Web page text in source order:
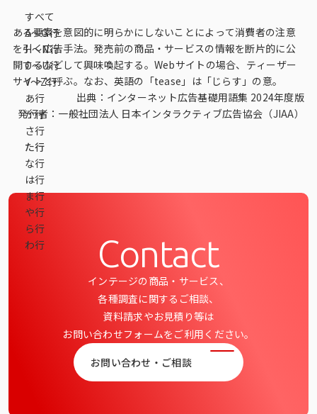
サービス一覧
サービストップ
マーケティングリサーチ
データベース
データ解析・予測
マーケティング支援
マーケティングDX
課題から探す
市場・顧客理解に関する課題
戦略設計に関する課題
商品／サービス開発に関する課題
施策実行に関する課題
モニタリング／フォローに関する課題
すべて
A〜G行
H〜N行
O〜U行
V～Z行
あ行
か行
さ行
た行
な行
は行
ま行
や行
ら行
わ行
ある要素を意図的に明らかにしないことによって消費者の注意
を引く広告手法。発売前の商品・サービスの情報を断片的に公
開するなどして興味喚起する。Webサイトの場合、ティーザー
サイトと呼ぶ。なお、英語の「tease」は「じらす」の意。
出典：インターネット広告基礎用語集 2024年度版
発行者： 一般社団法人 日本インタラクティブ広告協会（JIAA）
Contact
インテージの商品・サービス、
各種調査に関するご相談、
資料請求やお見積り等は
お問い合わせフォームをご利用ください。
お問い合わせ・ご相談